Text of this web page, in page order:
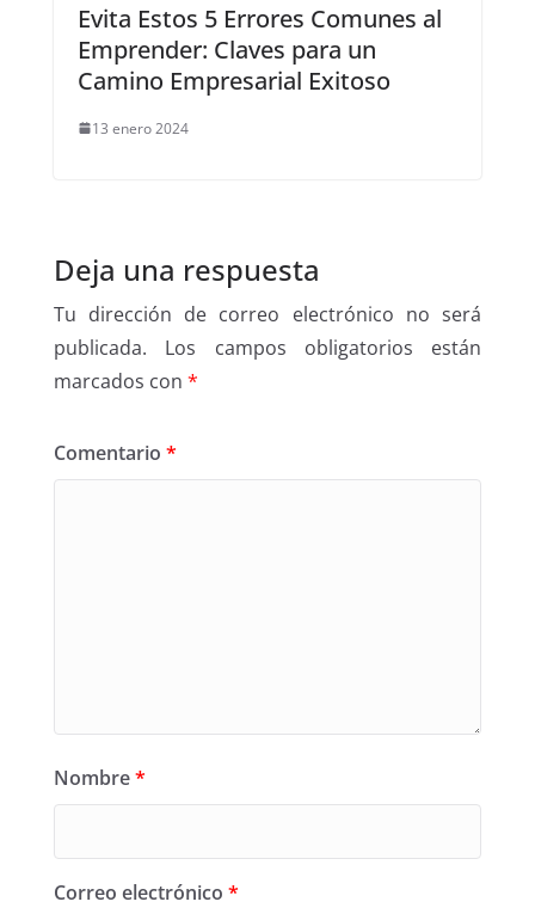
Evita Estos 5 Errores Comunes al
Emprender: Claves para un
Camino Empresarial Exitoso
13 enero 2024
Deja una respuesta
Tu dirección de correo electrónico no será
publicada.
Los campos obligatorios están
marcados con *
Comentario *
Nombre*
Correo electrónico *